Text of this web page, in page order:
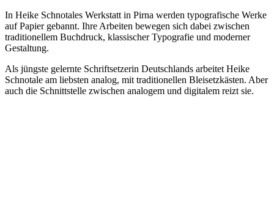
In Heike Schnotales Werkstatt in Pirna werden typografische Werke
auf Papier gebannt. Ihre Arbeiten bewegen sich dabei zwischen
traditionellem Buchdruck, klassischer Typografie und moderner
Gestaltung.
Als jüngste gelernte Schriftsetzerin Deutschlands arbeitet Heike
Schnotale am liebsten analog, mit traditionellen Bleisetzkästen. Aber
auch die Schnittstelle zwischen analogem und digitalem reizt sie.